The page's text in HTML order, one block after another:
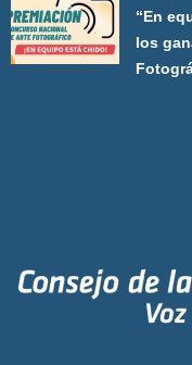
“En
los